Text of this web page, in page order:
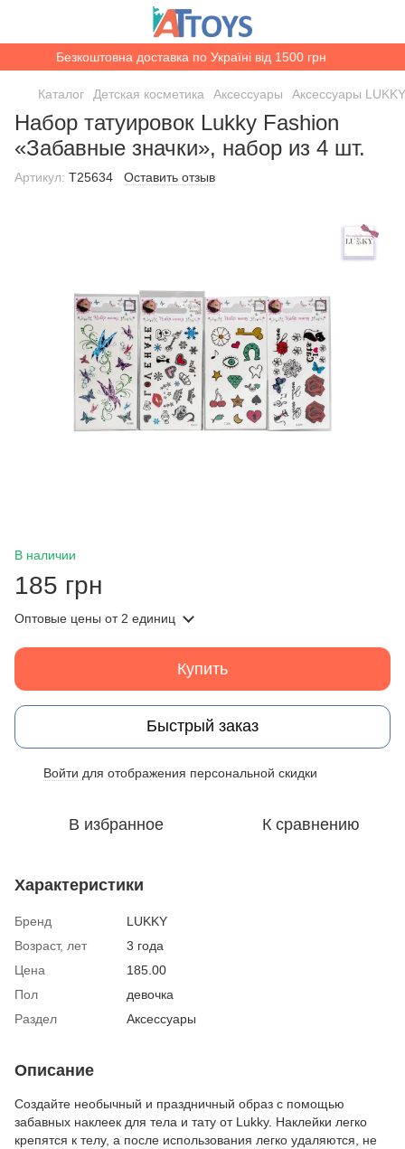
Безкоштовна доставка по Україні від 1500 грн
Каталог Детская косметика Аксессуары Аксессуары LUKKY
Набор татуировок Lukky Fashion
«Забавные значки», набор из 4 шт.
Артикул: T25634 Оставить отзыв
В наличии
185 грн
Оптовые цены от 2 единиц
Купить
Быстрый заказ
Войти для отображения персональной скидки
В избранное К сравнению
Характеристики
Бренд
LUKKY
Возраст, лет
3 года
Цена
185.00
Пол
девочка
Раздел
Аксессуары
Описание
Создайте необычный и праздничный образ с помощью
забавных наклеек для тела и тату от Lukky. Наклейки легко
крепятся к телу, а после использования легко удаляются, не